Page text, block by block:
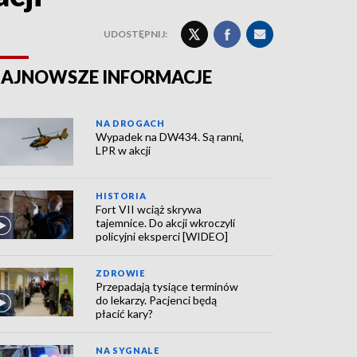
UDOSTĘPNIJ:
INFORMACJE
NA DROGACH
Wypadek na DW434. Są ranni,
LPR w akcji
HISTORIA
Fort VII wciąż skrywa
tajemnice. Do akcji wkroczyli
policyjni eksperci [WIDEO]
ZDROWIE
Przepadają tysiące terminów
do lekarzy. Pacjenci będą
płacić kary?
NA SYGNALE